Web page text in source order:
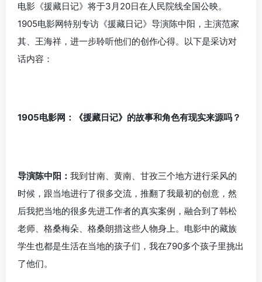
电影《援藏日记》将于3月20日在人民院线全国公映。
1905电影网特别专访《援藏日记》导演陈中阳，主演范家
其、王海祥，进一步聆听他们的创作心得。以下是采访对
话内容：
1905电影网：《援藏日记》的故事和角色有现实来源吗？
导演陈中阳： 我到甘南、黄南、甘孜三个地方进行采风的
时候，跟当地进行了很多交流，推翻了我最初的创意，然
后我把当地的很多先进工作者的真实案例，融合到了韩松
老师、格桑梅朵、格桑朗措这些人物身上。电影中的藏族
学生也都是生活在当地的孩子们，我在790多个孩子里挑出
了他们。